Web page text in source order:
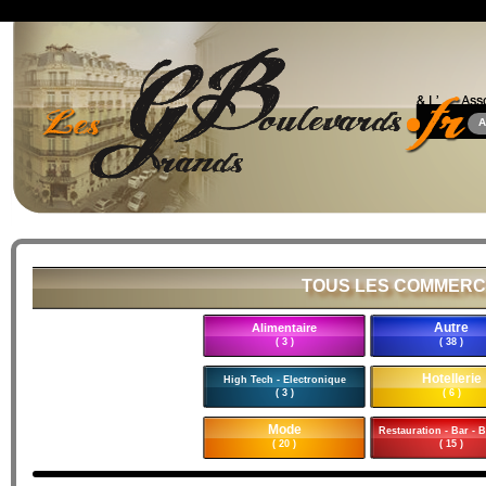
TOUS LES
Alimentaire
( 3 )
Autre
( 38 )
High Tech - Electronique
( 3 )
Hotellerie
( 6 )
Mode
( 20 )
Restauration - Bar -
( 15 )